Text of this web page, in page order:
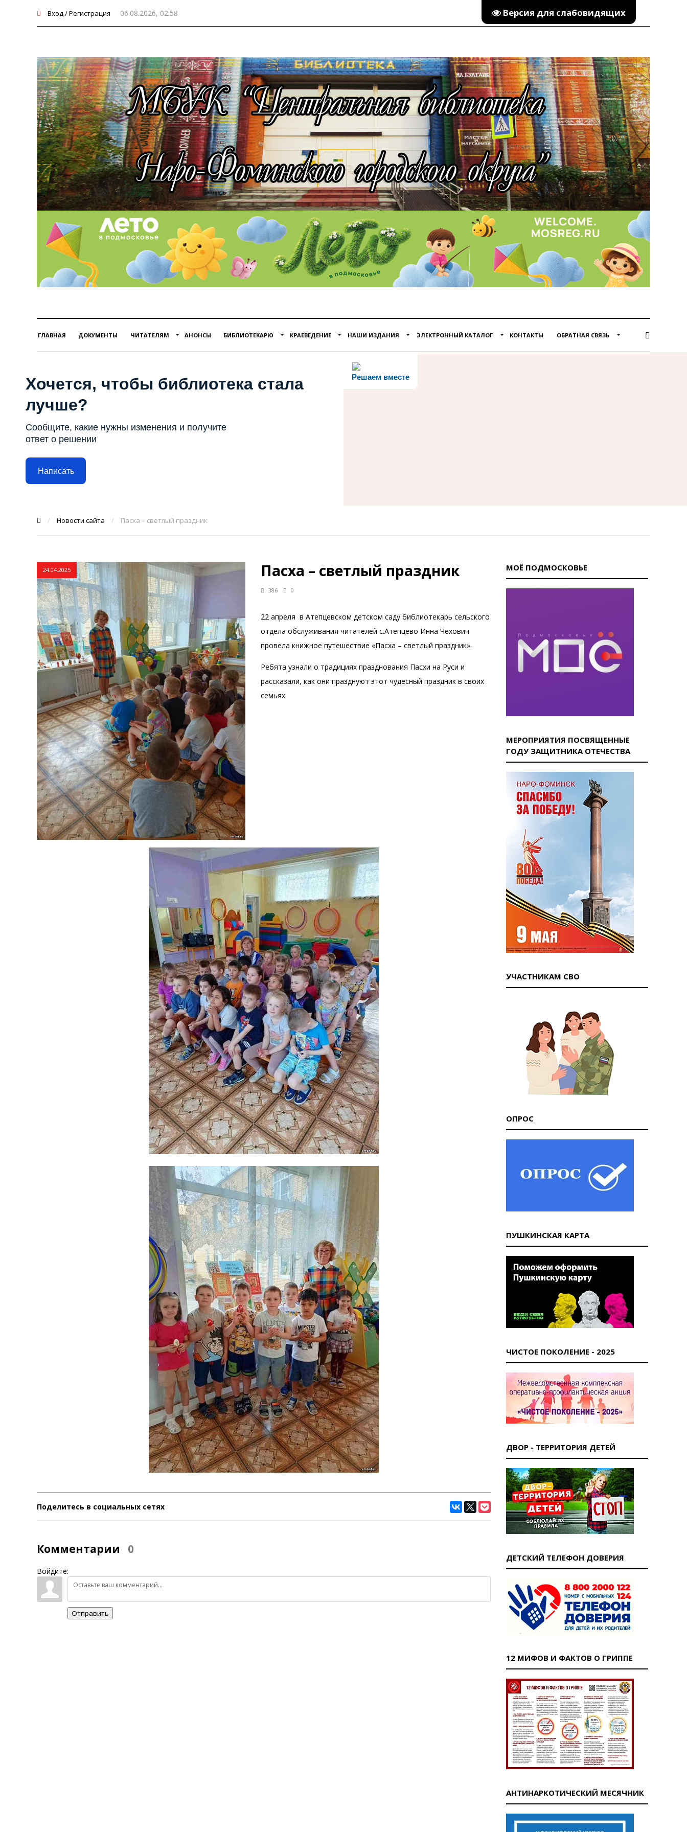
Версия для слабовидящих
Вход / Регистрация 06.08.2026, 02:58
ГЛАВНАЯ ДОКУМЕНТЫ ЧИТАТЕЛЯМ АНОНСЫ БИБЛИОТЕКАРЮ КРАЕВЕДЕНИЕ НАШИ ИЗДАНИЯ ЭЛЕКТРОННЫЙ КАТАЛОГ КОНТАКТЫ ОБРАТНАЯ СВЯЗЬ
Решаем вместе
Хочется, чтобы библиотека стала
лучше?
Сообщите, какие нужны изменения и получите
ответ о решении
Написать
/ Новости сайта / Пасха – светлый праздник
24.04.2025 Пасха – светлый праздник
386 0
22 апреля в Атепцевском детском саду библиотекарь сельского
отдела обслуживания читателей с.Атепцево Инна Чехович
провела книжное путешествие «Пасха – светлый праздник».
Ребята узнали о традициях празднования Пасхи на Руси и
рассказали, как они празднуют этот чудесный праздник в своих
семьях.
Поделитесь в социальных сетях
Комментарии 0
Войдите:
Отправить
МОЁ ПОДМОСКОВЬЕ
МЕРОПРИЯТИЯ ПОСВЯЩЕННЫЕ
ГОДУ ЗАЩИТНИКА ОТЕЧЕСТВА
УЧАСТНИКАМ СВО
ОПРОС
ПУШКИНСКАЯ КАРТА
ЧИСТОЕ ПОКОЛЕНИЕ - 2025
ДВОР - ТЕРРИТОРИЯ ДЕТЕЙ
ДЕТСКИЙ ТЕЛЕФОН ДОВЕРИЯ
12 МИФОВ И ФАКТОВ О ГРИППЕ
АНТИНАРКОТИЧЕСКИЙ МЕСЯЧНИК